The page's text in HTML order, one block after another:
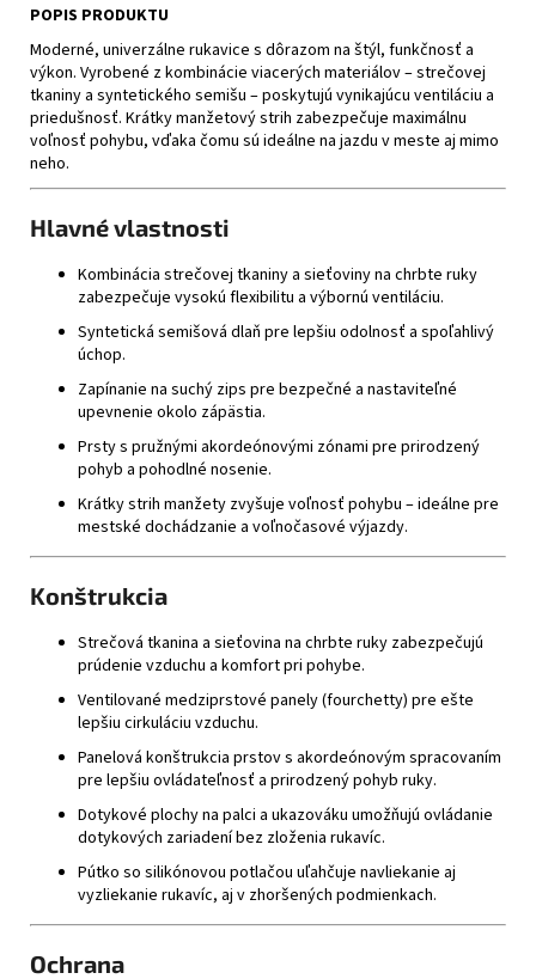
POPIS PRODUKTU
Moderné, univerzálne rukavice s dôrazom na štýl, funkčnosť a
výkon. Vyrobené z kombinácie viacerých materiálov – strečovej
tkaniny a syntetického semišu – poskytujú vynikajúcu ventiláciu a
priedušnosť. Krátky manžetový strih zabezpečuje maximálnu
voľnosť pohybu, vďaka čomu sú ideálne na jazdu v meste aj mimo
neho.
Hlavné vlastnosti
Kombinácia strečovej tkaniny a sieťoviny na chrbte ruky
zabezpečuje vysokú flexibilitu a výbornú ventiláciu.
Syntetická semišová dlaň pre lepšiu odolnosť a spoľahlivý
úchop.
Zapínanie na suchý zips pre bezpečné a nastaviteľné
upevnenie okolo zápästia.
Prsty s pružnými akordeónovými zónami pre prirodzený
pohyb a pohodlné nosenie.
Krátky strih manžety zvyšuje voľnosť pohybu – ideálne pre
mestské dochádzanie a voľnočasové výjazdy.
Konštrukcia
Strečová tkanina a sieťovina na chrbte ruky zabezpečujú
prúdenie vzduchu a komfort pri pohybe.
Ventilované medziprstové panely (fourchetty) pre ešte
lepšiu cirkuláciu vzduchu.
Panelová konštrukcia prstov s akordeónovým spracovaním
pre lepšiu ovládateľnosť a prirodzený pohyb ruky.
Dotykové plochy na palci a ukazováku umožňujú ovládanie
dotykových zariadení bez zloženia rukavíc.
Pútko so silikónovou potlačou uľahčuje navliekanie aj
vyzliekanie rukavíc, aj v zhoršených podmienkach.
Ochrana